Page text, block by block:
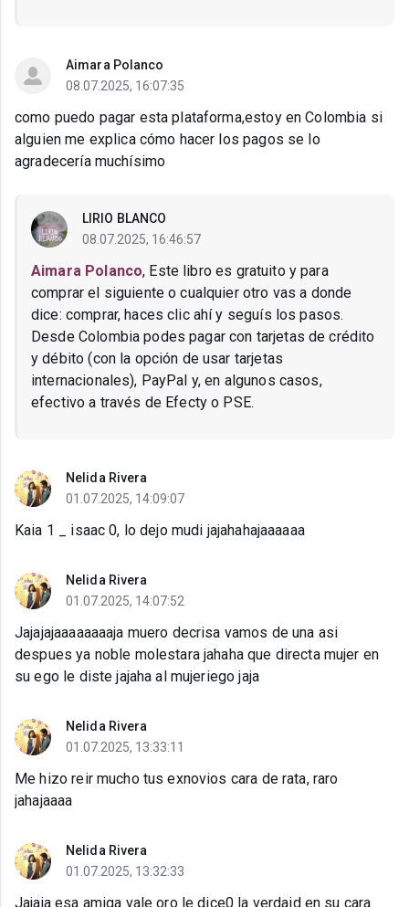
Aimara Polanco
08.07.2025, 16:07:35
como puedo pagar esta plataforma,estoy en Colombia si
alguien me explica cómo hacer los pagos se lo
agradecería muchísimo
LIRIO BLANCO
08.07.2025, 16:46:57
Aimara Polanco, Este libro es gratuito y para
comprar el siguiente o cualquier otro vas a donde
dice: comprar, haces clic ahí y seguís los pasos.
Desde Colombia podes pagar con tarjetas de crédito
y débito (con la opción de usar tarjetas
internacionales), PayPal y, en algunos casos,
efectivo a través de Efecty o PSE.
Nelida Rivera
01.07.2025, 14:09:07
Kaia 1 _ isaac 0, lo dejo mudi jajahahajaaaaaa
Nelida Rivera
01.07.2025, 14:07:52
Jajajajaaaaaaaaja muero decrisa vamos de una asi
despues ya noble molestara jahaha que directa mujer en
su ego le diste jajaha al mujeriego jaja
Nelida Rivera
01.07.2025, 13:33:11
Me hizo reir mucho tus exnovios cara de rata, raro
jahajaaaa
Nelida Rivera
01.07.2025, 13:32:33
Jajaja esa amiga vale oro le dice0 la verdaid en su cara